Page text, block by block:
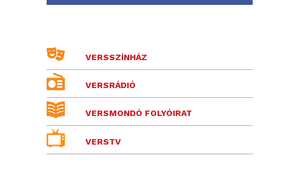
VERSSZÍNHÁZ
VERSRÁDIÓ
VERSMONDÓ FOLYÓIRAT
VERSTV